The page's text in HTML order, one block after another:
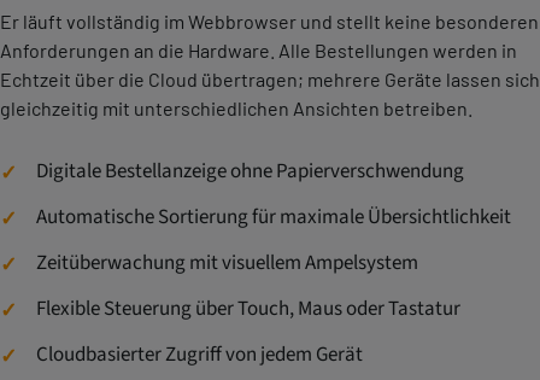
Er läuft vollständig im Webbrowser und stellt keine besonderen
Anforderungen an die Hardware. Alle Bestellungen werden in
Echtzeit über die Cloud übertragen; mehrere Geräte lassen sich
gleichzeitig mit unterschiedlichen Ansichten betreiben.
Digitale Bestellanzeige ohne Papierverschwendung
Automatische Sortierung für maximale Übersichtlichkeit
Zeitüberwachung mit visuellem Ampelsystem
Flexible Steuerung über Touch, Maus oder Tastatur
Cloudbasierter Zugriff von jedem Gerät